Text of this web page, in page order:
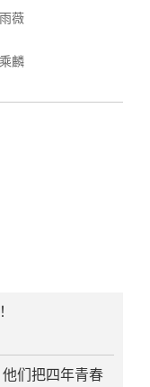
薇
麟
们把四年青春